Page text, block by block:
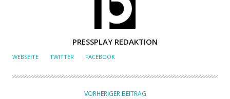
U
O
PRESSPLAY REDAKTION
WEBSEITE TWITTER FACEBOOK
VORHERIGER BEITRAG